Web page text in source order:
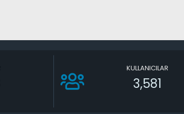
KULLANICILAR
3,581